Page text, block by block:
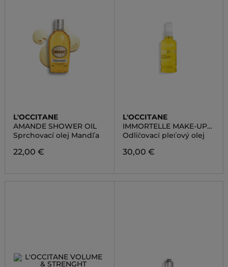
L'OCCITANE
AMANDE SHOWER OIL
Sprchovací olej Mandľa
22,00 €
L'OCCITANE
IMMORTELLE MAKE-UP
REMOVAL OIL
Odličovací pleťový olej
30,00 €